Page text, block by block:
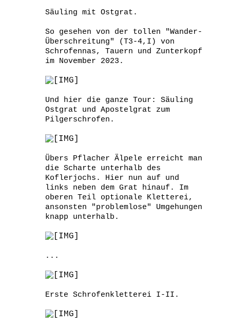
Säuling mit Ostgrat.
So gesehen von der tollen "Wander-
Überschreitung" (T3-4,I) von
Schrofennas, Tauern und Zunterkopf
im November 2023.
Und hier die ganze Tour: Säuling
Ostgrat und Apostelgrat zum
Pilgerschrofen.
Übers Pflacher Älpele erreicht man
die Scharte unterhalb des
Koflerjochs. Hier nun auf und
links neben dem Grat hinauf. Im
oberen Teil optionale Kletterei,
ansonsten "problemlose" Umgehungen
knapp unterhalb.
...
Erste Schrofenkletterei I-II.